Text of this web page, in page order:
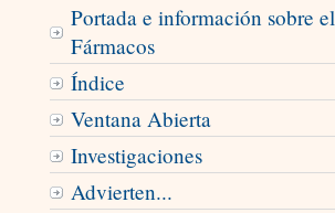
Portada e información sobre
Fármacos
Índice
Ventana Abierta
Investigaciones
Advierten...